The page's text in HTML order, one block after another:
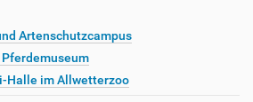
Artenschutzcampus
Halle im Allwetterzoo